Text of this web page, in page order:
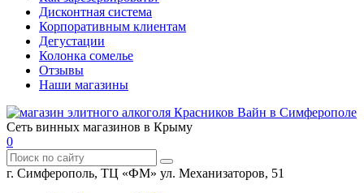
Дисконтная система
Корпоративным клиентам
Дегустации
Колонка сомелье
Отзывы
Наши магазины
Сеть винных магазинов в Крыму
0
г. Симферополь, ТЦ «ФМ» ул. Механизаторов, 51